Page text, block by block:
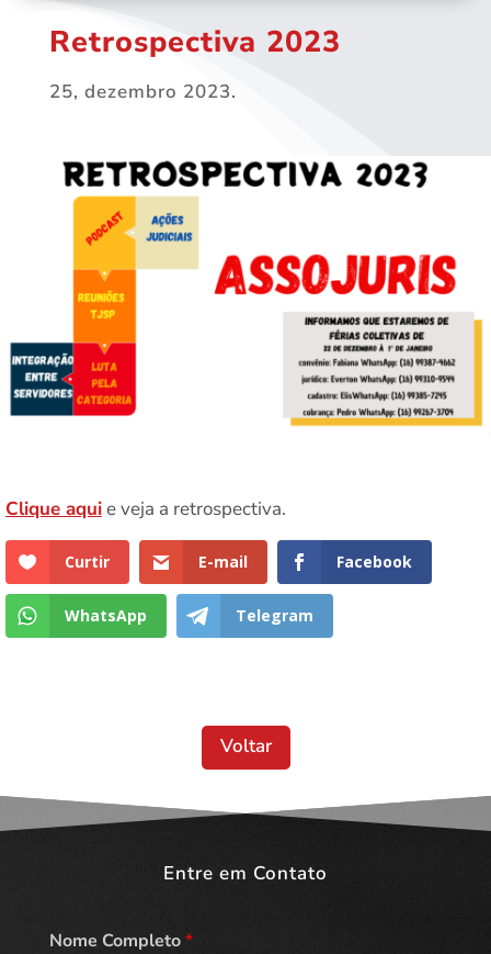
Retrospectiva 2023
25, dezembro 2023.
Clique aquie veja a retrospectiva.
Curtir E-mail Facebook
WhatsApp Telegram
Voltar
Entre em Contato
Nome Completo*